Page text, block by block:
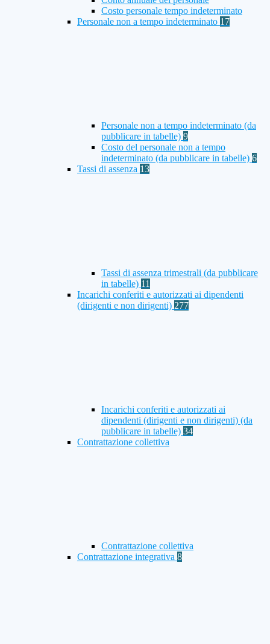
Costo personale tempo indeterminato
Personale non a tempo indeterminato 17
Personale non a tempo indeterminato (da
pubblicare in tabelle) 9
Costo del personale non a tempo
indeterminato (da pubblicare in tabelle) 6
Tassi di assenza 13
Tassi di assenza trimestrali (da pubblicare
in tabelle) 11
Incarichi conferiti e autorizzati ai dipendenti
(dirigenti e non dirigenti) 277
Incarichi conferiti e autorizzati ai
dipendenti (dirigenti e non dirigenti) (da
pubblicare in tabelle) 34
Contrattazione collettiva
Contrattazione collettiva
Contrattazione integrativa 8